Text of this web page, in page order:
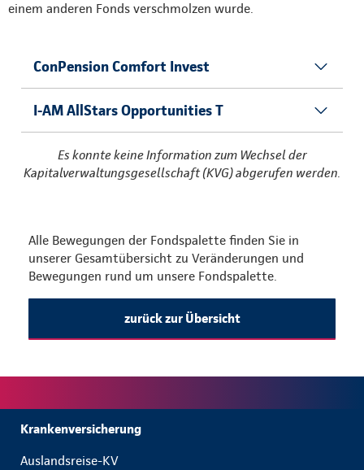
einem anderen Fonds verschmolzen wurde.
ConPension Comfort Invest
I-AM AllStars Opportunities T
Es konnte keine Information zum Wechsel der
Kapitalverwaltungsgesellschaft (KVG) abgerufen werden.
Alle Bewegungen der Fondspalette finden Sie in
unserer Gesamtübersicht zu Veränderungen und
Bewegungen rund um unsere Fondspalette.
zurück zur Übersicht
Krankenversicherung
Auslandsreise-KV